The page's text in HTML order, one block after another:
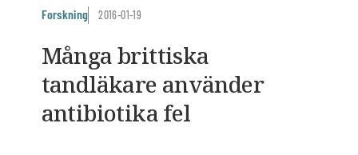
Forskning 2016-01-19
Många brittiska
tandläkare använder
antibiotika fel